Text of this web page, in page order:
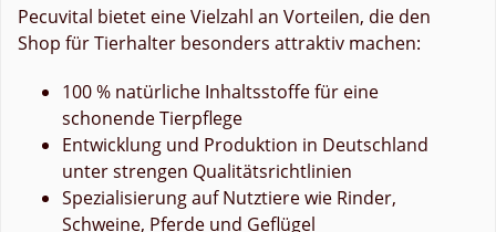
Pecuvital bietet eine Vielzahl an Vorteilen, die den
Shop für Tierhalter besonders attraktiv machen:
100 % natürliche Inhaltsstoffe für eine
schonende Tierpflege
Entwicklung und Produktion in Deutschland
unter strengen Qualitätsrichtlinien
Spezialisierung auf Nutztiere wie Rinder,
Schweine, Pferde und Geflügel